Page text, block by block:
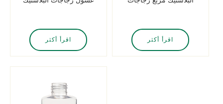
اقرأ أكثر اقرأ أكثر